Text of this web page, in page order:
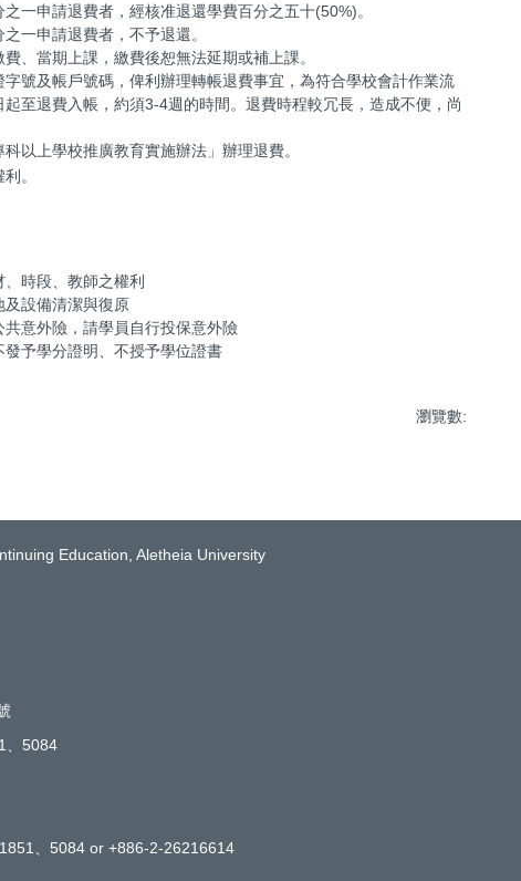
一申請退費者，經核准退還學費百分之五十(50%)。
一申請退費者，不予退還。
、當期上課，繳費後恕無法延期或補上課。
號及帳戶號碼，俾利辦理轉帳退費事宜，為符合學校會計作業流
至退費入帳，約須3-4週的時間。退費時程較冗長，造成不便，尚
以上學校推廣教育實施辦法」辦理退費。
。
時段、教師之權利
及設備清潔與復原
意外險，請學員自行投保意外險
予學分證明、不授予學位證書
瀏覽數:
Education, Aletheia University
、5084
、5084 or +886-2-26216614